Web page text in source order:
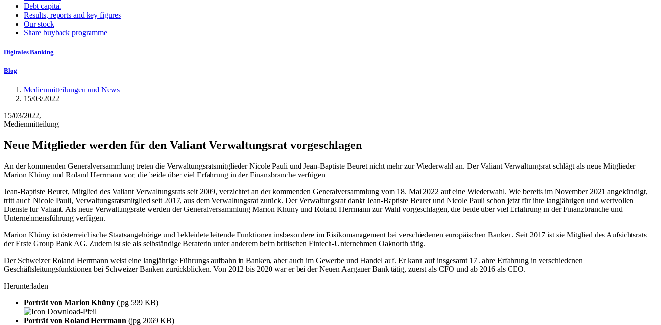
Debt capital
Results, reports and key figures
Our stock
Share buyback programme
Digitales Banking
Blog
Medienmitteilungen und News
15/03/2022
15/03/2022,
Medienmitteilung
Neue Mitglieder werden für den Valiant Verwaltungsrat vorgeschlagen
An der kommenden Generalversammlung treten die Verwaltungsratsmitglieder Nicole Pauli und Jean-Baptiste Beuret nicht mehr zur Wiederwahl an. Der Valiant Verwaltungsrat schlägt als neue Mitglieder
Marion Khüny und Roland Herrmann vor, die beide über viel Erfahrung in der Finanzbranche verfügen.
Jean-Baptiste Beuret, Mitglied des Valiant Verwaltungsrats seit 2009, verzichtet an der kommenden Generalversammlung vom 18. Mai 2022 auf eine Wiederwahl. Wie bereits im November 2021 angekündigt,
tritt auch Nicole Pauli, Verwaltungsratsmitglied seit 2017, aus dem Verwaltungsrat zurück. Der Verwaltungsrat dankt Jean-Baptiste Beuret und Nicole Pauli schon jetzt für ihre langjährigen und wertvollen
Dienste für Valiant. Als neue Verwaltungsräte werden der Generalversammlung Marion Khüny und Roland Herrmann zur Wahl vorgeschlagen, die beide über viel Erfahrung in der Finanzbranche und
Unternehmensführung verfügen.
Marion Khüny ist österreichische Staatsangehörige und bekleidete leitende Funktionen insbesondere im Risikomanagement bei verschiedenen europäischen Banken. Seit 2017 ist sie Mitglied des Aufsichtsrats
der Erste Group Bank AG. Zudem ist sie als selbständige Beraterin unter anderem beim britischen Fintech-Unternehmen Oaknorth tätig.
Der Schweizer Roland Herrmann weist eine langjährige Führungslaufbahn in Banken, aber auch im Gewerbe und Handel auf. Er kann auf insgesamt 17 Jahre Erfahrung in verschiedenen
Geschäftsleitungsfunktionen bei Schweizer Banken zurückblicken. Von 2012 bis 2020 war er bei der Neuen Aargauer Bank tätig, zuerst als CFO und ab 2016 als CEO.
Herunterladen
Porträt von Marion Khüny (jpg 599 KB)
Porträt von Roland Herrmann (jpg 2069 KB)